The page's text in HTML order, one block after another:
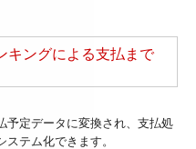
キングによる支払まで
予定データに変換され、支払処
テム化できます。